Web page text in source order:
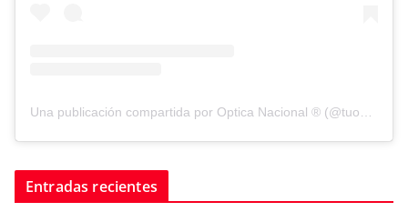
Una publicación compartida por Optica Nacional ® (@tuopticanacional)
Entradas recientes